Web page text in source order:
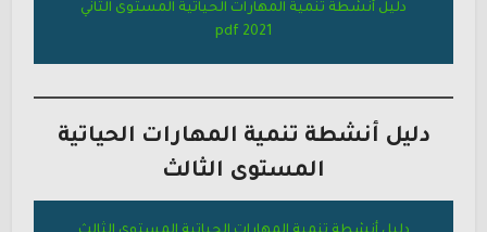
دليل أنشطة تنمية المهارات الحياتية المستوى الثاني
2021 pdf
دليل أنشطة تنمية المهارات الحياتية
المستوى الثالث